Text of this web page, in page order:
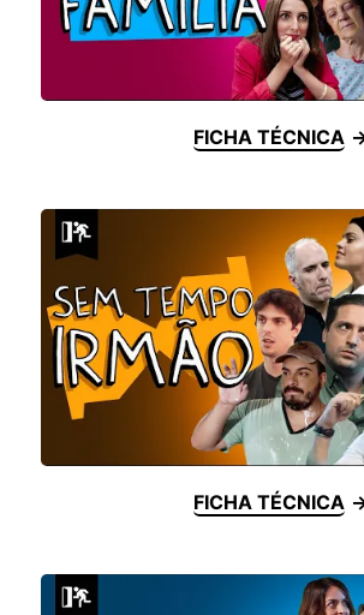
FICHA TÉCNICA
FICHA TÉCNICA